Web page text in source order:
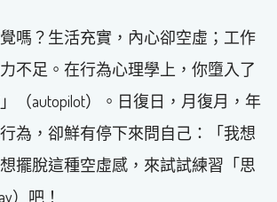
嗎？生活充實，內心卻空虛；工作
不足。在行為心理學上，你墮入了
（autopilot）。日復日，月復月，年
為，卻鮮有停下來問自己：「我想
擺脫這種空虛感，來試試練習「思
）吧！